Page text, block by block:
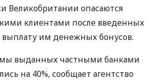
Великобритании опасаются
клиентами после введенных
им денежных бонусов.
выданных частными банками
на 40%, сообщает агентство